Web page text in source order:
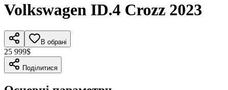
Volkswagen ID.4 Crozz 2023
В обрані
25 999$
Поділитися